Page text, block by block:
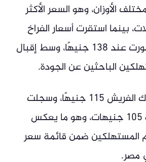
الأوزان، وهو السعر الأكثر
بينما استقرت أسعار الفراخ
اليوم البلدي الشمورت عند 138 جنيهًا، وسط إقبال
الباحثين عن الجودة.
كما بلغ سعر الوراك الفريش 115 جنيهًا، وسجلت
صفحة الورك نحو 105 جنيهات، وهو ما يعكس
المستهلكين ضمن قائمة سعر
مصر.